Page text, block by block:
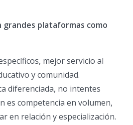
grandes plataformas como
mejor servicio al
y comunidad.
diferenciada, no intentes
es competencia en volumen,
en relación y especialización.